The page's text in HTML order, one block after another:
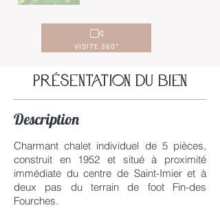
VISITE 360°
Présentation du bien
Description
Charmant chalet individuel de 5 pièces,
construit en 1952 et situé à proximité
immédiate du centre de Saint-Imier et à
deux pas du terrain de foot Fin-des
Fourches.